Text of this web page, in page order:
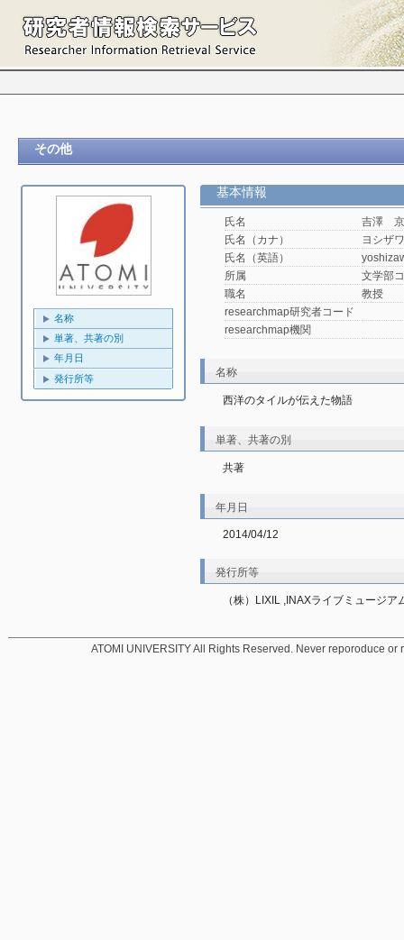
その他
名称
単著、共著の別
年月日
発行所等
基本情報
氏名
吉澤
氏名（カナ）
ヨシザ
氏名（英語）
所属
文学部
職名
教授
researchmap研究者コード
researchmap機関
名称
西洋のタイルが伝えた物語
単著、共著の別
共著
年月日
2014/04/12
発行所等
（株）LIXIL ,INAXライブミュージア